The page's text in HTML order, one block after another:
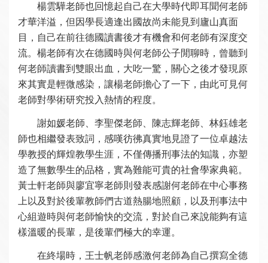
楊雲驊老師也回憶起自己在大學時代即耳聞何老師
才華洋溢，但因學長適逢出國故尚未能見到廬山真面
目，自己在前往德國讀書後才有機會和何老師有深度交
流。楊老師有次在德國時與何老師公子閒聊時，曾聽到
何老師讀書到雙眼出血，大吃一驚，關心之後才發現原
來其實是輕微感染，讓楊老師擔心了一下，由此可見何
老師對學術研究投入熱情的程度。
謝如媛老師、李聖傑老師、陳志輝老師、林鈺雄老
師也相繼發表致詞，感嘆彷彿真實地見證了一位卓越法
學教授的輝煌教學生涯，不僅傳播刑事法的知識，亦塑
造了無數學生的品格，實為難能可貴的社會學家典範。
黃士軒老師與廖宜寧老師則發表感謝何老師在中心事務
上以及對於後輩教師們古道熱腸地照顧，以及刑事法中
心組遊時與何老師愉快的交流，對於自己來說能夠有這
樣溫暖的長輩，是後輩們極大的幸運。
在終場時，王士帆老師感激何老師為自己撰寫全德